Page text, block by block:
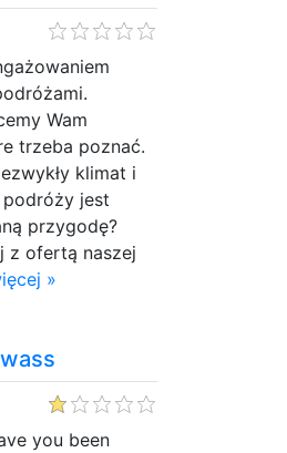
Wam
trzeba poznać.
klimat i
jest
przygodę?
z ofertą naszej
»
you been